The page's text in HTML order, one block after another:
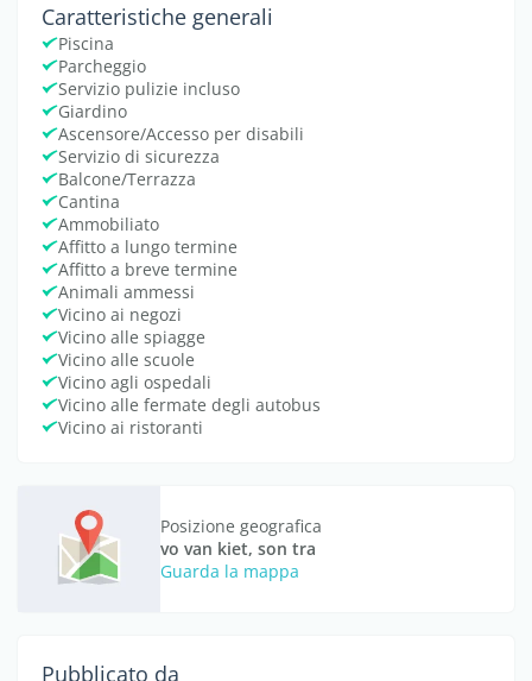
Caratteristiche generali
Piscina
Parcheggio
Servizio pulizie incluso
Giardino
Ascensore/Accesso per disabili
Servizio di sicurezza
Balcone/Terrazza
Cantina
Ammobiliato
Affitto a lungo termine
Affitto a breve termine
Animali ammessi
Vicino ai negozi
Vicino alle spiagge
Vicino alle scuole
Vicino agli ospedali
Vicino alle fermate degli autobus
Vicino ai ristoranti
Posizione geografica
vo van kiet, son tra
Guarda la mappa
Pubblicato da